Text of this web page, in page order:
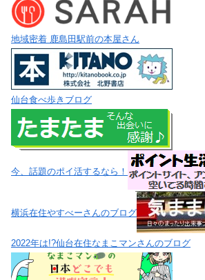
地域密着 鹿島田駅前の本屋さん
仙台食べ歩きブログ
今、話題のポイ活するなら！
横浜在住やすべーさんのブログ
2022年は!?仙台在住なまこマンさんのブログ